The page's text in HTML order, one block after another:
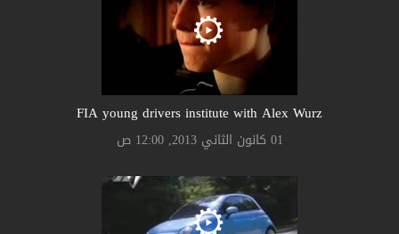
FIA young drivers institute with Alex Wurz
01 كانون الثاني 2013, 12:00 ص